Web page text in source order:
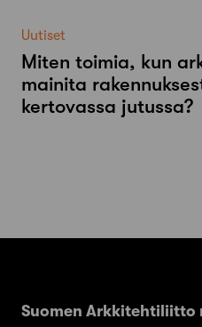
Uutiset
Miten toimia, kun
mainita
kertovassa jutussa?
Suomen Arkkitehtiliitto